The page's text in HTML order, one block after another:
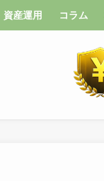
資産運用 コラム